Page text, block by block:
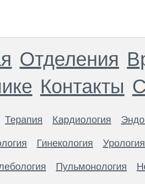
Отделения
Контакты
Терапия Кардиология
Гинекология Урология
Пульмонология